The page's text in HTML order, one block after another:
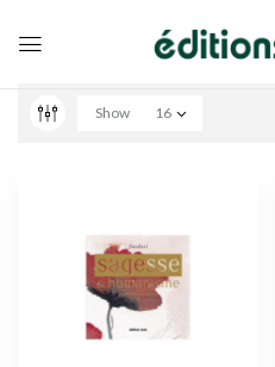
Show 16